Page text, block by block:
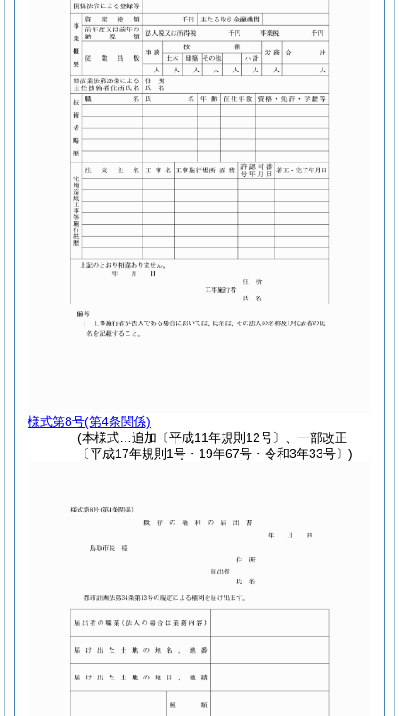
様式第8号(第4条関係)
(本様式…追加〔平成11年規則12号〕、一部改正
〔平成17年規則1号・19年67号・令和3年33号〕)